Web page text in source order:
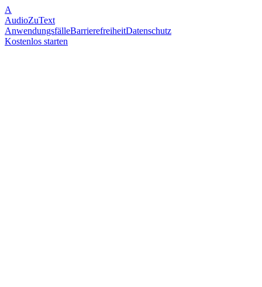
A
AudioZuText
AnwendungsfälleBarrierefreiheitDatenschutz
Kostenlos starten